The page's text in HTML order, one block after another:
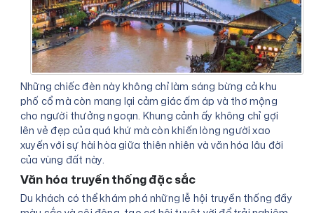
Những chiếc đèn này không chỉ làm sáng bừng cả khu
phố cổ mà còn mang lại cảm giác ấm áp và thơ mộng
cho người thưởng ngoạn. Khung cảnh ấy không chỉ gợi
lên vẻ đẹp của quá khứ mà còn khiến lòng người xao
xuyến với sự hài hòa giữa thiên nhiên và văn hóa lâu đời
của vùng đất này.
Văn hóa truyền thống đặc sắc
Du khách có thể khám phá những lễ hội truyền thống đầy